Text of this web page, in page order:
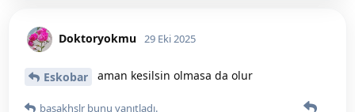
Doktoryokmu 29 Eki 2025
Eskobar aman kesilsin olmasa da olur
basakhslr bunu yanıtladı.